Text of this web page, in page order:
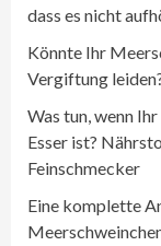
dass es nicht
Könnte Ihr
Vergiftung
Was tun, wenn
Esser ist?
Feinschmecker
Eine komplette